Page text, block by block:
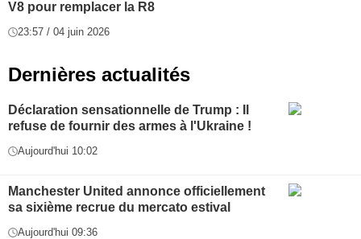
V8 pour remplacer la R8
23:57 / 04 juin 2026
Dernières actualités
Déclaration sensationnelle de Trump : Il
refuse de fournir des armes à l'Ukraine !
Aujourd'hui 10:02
Manchester United annonce officiellement
sa sixième recrue du mercato estival
Aujourd'hui 09:36